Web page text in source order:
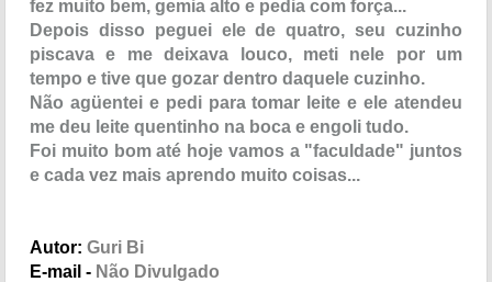
fez muito bem, gemia alto e pedia com força...
Depois disso peguei ele de quatro, seu cuzinho
piscava e me deixava louco, meti nele por um
tempo e tive que gozar dentro daquele cuzinho.
Não agüentei e pedi para tomar leite e ele atendeu
me deu leite quentinho na boca e engoli tudo.
Foi muito bom até hoje vamos a "faculdade" juntos
e cada vez mais aprendo muito coisas...
Autor: Guri Bi
E-mail - Não Divulgado